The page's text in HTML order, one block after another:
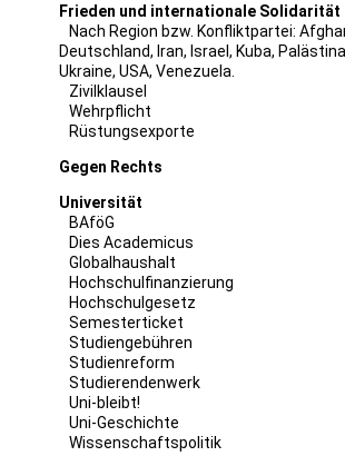
Frieden und internationale Solidarität
Nach Region bzw. Konfliktpartei:
Deutschland, Iran, Israel , Kuba, Palästina
Ukraine, USA, Venezuela
Zivilklausel
Wehrpflicht
Rüstungsexporte
Gegen Rechts
Universität
BAföG
Dies Academicus
Globalhaushalt
Hochschulfinanzierung
Hochschulgesetz
Semesterticket
Studiengebühren
Studienreform
Studierendenwerk
Uni-bleibt!
Uni-Geschichte
Wissenschaftspolitik